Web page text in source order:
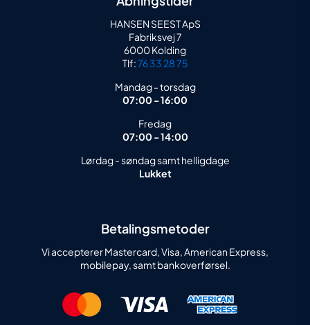
HANSEN SEEST ApS
Fabriksvej 7
6000 Kolding
Tlf:76 33 28 75
Mandag - torsdag
07:00 - 16:00
Fredag
07:00 - 14:00
Lørdag - søndag samt helligdage
Lukket
Betalingsmetoder
Vi accepterer Mastercard, Visa, American Express,
mobilepay, samt bankoverførsel.